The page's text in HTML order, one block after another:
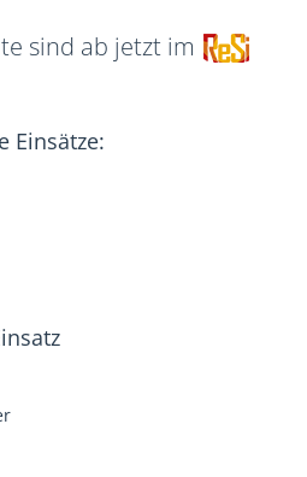
sind ab jetzt im
Einsätze: